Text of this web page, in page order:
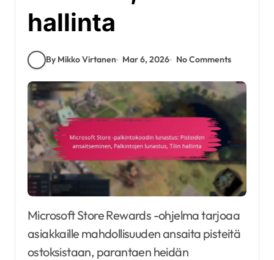
hallinta
By Mikko Virtanen Mar 6, 2026 No Comments
Microsoft Store Rewards -ohjelma tarjoaa
asiakkaille mahdollisuuden ansaita pisteitä
ostoksistaan, parantaen heidän